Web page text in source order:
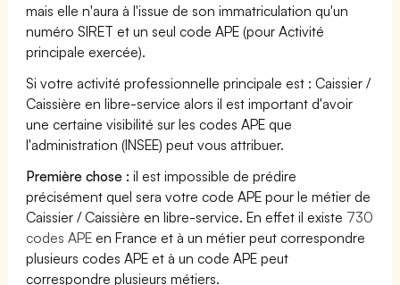
mais elle n'aura à l'issue de son immatriculation qu'un
numéro SIRET et un seul code APE (pour Activité
principale exercée).
Si votre activité professionnelle principale est : Caissier /
Caissière en libre-service alors il est important d'avoir
une certaine visibilité sur les codes APE que
l'administration (INSEE) peut vous attribuer.
Première chose : il est impossible de prédire
précisément quel sera votre code APE pour le métier de
Caissier / Caissière en libre-service. En effet il existe 730
codes APE en France et à un métier peut correspondre
plusieurs codes APE et à un code APE peut
correspondre plusieurs métiers.